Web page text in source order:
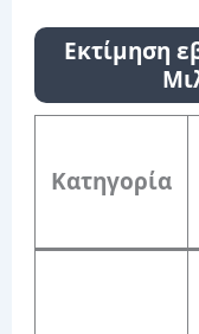
Εκτίμηση
Κατηγορία